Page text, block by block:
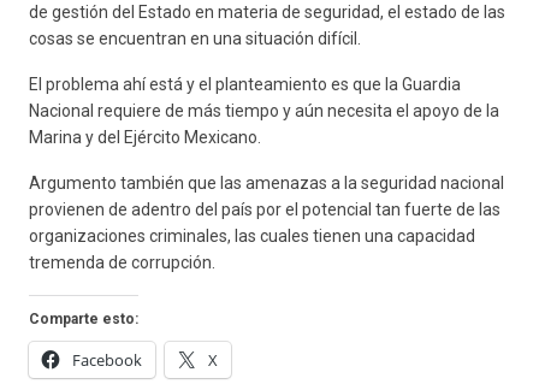
de gestión del Estado en materia de seguridad, el estado de las
cosas se encuentran en una situación difícil.
El problema ahí está y el planteamiento es que la Guardia
Nacional requiere de más tiempo y aún necesita el apoyo de la
Marina y del Ejército Mexicano.
Argumento también que las amenazas a la seguridad nacional
provienen de adentro del país por el potencial tan fuerte de las
organizaciones criminales, las cuales tienen una capacidad
tremenda de corrupción.
Comparte esto:
Facebook X